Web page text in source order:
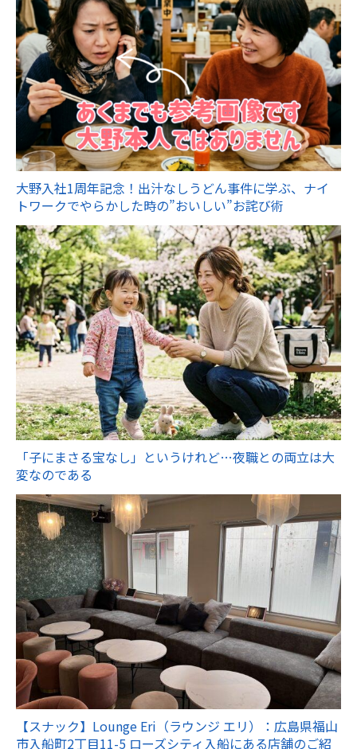
大野入社1周年記念！出汁なしうどん事件に学ぶ、ナイ
トワークでやらかした時の”おいしい”お詫び術
「子にまさる宝なし」というけれど…夜職との両立は大
変なのである
【スナック】Lounge Eri（ラウンジ エリ）：広島県福山
市入船町2丁目11-5 ローズシティ入船にある店舗のご紹